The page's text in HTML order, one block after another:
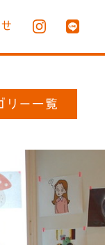
リー一覧